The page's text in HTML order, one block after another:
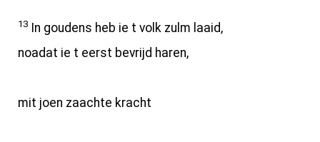
13 In goudens heb ie t volk zulm laaid,
noadat ie t eerst bevrijd haren,
mit joen zaachte kracht